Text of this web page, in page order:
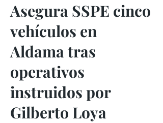
Asegura SSPE cinco
vehículos en
Aldama tras
operativos
instruidos por
Gilberto Loya